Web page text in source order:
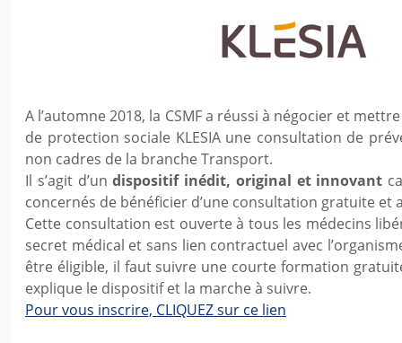
A l’automne 2018, la CSMF a réussi à négocier et
de protection sociale KLESIA une consultation de
non cadres de la branche Transport.
Il s’agit d’undispositif inédit, original et innovant
concernés de bénéficier d’une consultation gratuite et
Cette consultation est ouverte à tous les médecins
secret médical et sans lien contractuel avec
être éligible, il faut suivre une courte formation
explique le dispositif et la marche à suivre.
Pour vous inscrire, CLIQUEZ sur ce lien